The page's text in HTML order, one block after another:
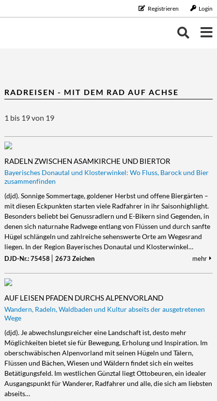
Registrieren Login
BILDUNG/BERUF
Aus-/Weiterbildung
Karriere
Ernährung
Diät/Gesunde Ernährung
FAMILIE/HAUSHALT
Familie/Haushalt
Kinder
Tiere
GELD
Vorsorge/Versicherung
Wirtschaft/Recht
Gesundheit
Gesundheit/Vitalität
Vorsorge
Zahngesundheit
LEBENSART
Lebensart
Beauty
Freizeit
Kultur/Literatur
Mode
Soziales/Umwelt
Sport
MOBILES LEBEN
Mobiles Leben
Auto/Motorrad
Fahrrad/E-Bike
Mobilität
REISE/TOURISTIK
Reise/Touristik
Landschaft/Berge
Meer
Städte/Kultur
Weitere Reisethemen
RUND UMS HAUS
Rund ums Haus
Garten
Haus
Ratgeber
TECHNIK
Technik
Hardware/Software
Trends/Mobil
RADREISEN - MIT DEM RAD AUF ACHSE
1 bis 19 von 19
RADELN ZWISCHEN ASAMKIRCHE UND BIERTOR
Bayerisches Donautal und Klosterwinkel: Wo Fluss, Barock und Bier
zusammenfinden
(djd). Sonnige Sommertage, goldener Herbst und offene Biergärten –
mit diesen Eckpunkten starten viele Radfahrer in ihr Saisonhighlight.
Besonders beliebt bei Genussradlern und E-Bikern sind Gegenden, in
denen sich naturnahe Radwege entlang von Flüssen und durch sanfte
Hügel schlängeln und zahlreiche sehenswerte Orte am Wegesrand
liegen. In der Region Bayerisches Donautal und Klosterwinkel…
DJD-Nr.: 75458 2673 Zeichen mehr
AUF LEISEN PFADEN DURCHS ALPENVORLAND
Wandern, Radeln, Waldbaden und Kultur abseits der ausgetretenen
Wege
(djd). Je abwechslungsreicher eine Landschaft ist, desto mehr
Möglichkeiten bietet sie für Bewegung, Erholung und Inspiration. Im
oberschwäbischen Alpenvorland mit seinen Hügeln und Tälern,
Flüssen und Bächen, Wiesen und Wäldern findet sich ein weites
Betätigungsfeld. Im westlichen Günztal liegt Ottobeuren, ein idealer
Ausgangspunkt für Wanderer, Radfahrer und alle, die sich am liebsten
abseits…